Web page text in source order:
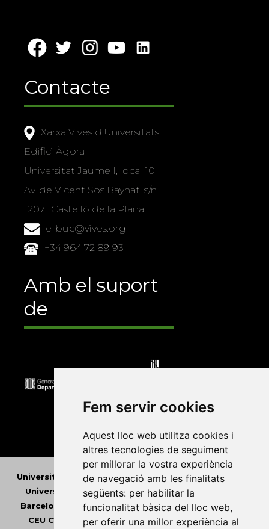
Fem servir cookies
Aquest lloc web utilitza cookies i
altres tecnologies de seguiment
per millorar la vostra experiència
de navegació amb les finalitats
següents: per habilitar la
funcionalitat bàsica del lloc web,
per oferir una millor experiència al
Contacte
Xarxa Vives d'Universitats
Edifici Àgora
Universitat Jaume I, local 10
Av. de Vicent Sos Baynat, s/n
12071 Castelló de la Plana
e-buc@vives.org
+34 964 72 89 93
Amb el suport
de
Universitat Abat Oliba CEU•Universitat d'Alacant
Universitat d'Andorra•Universitat Autònoma de
Barcelona
Universitat de Barcelona•Universitat
CEU Cardenal Herrera•Universitat de Girona •